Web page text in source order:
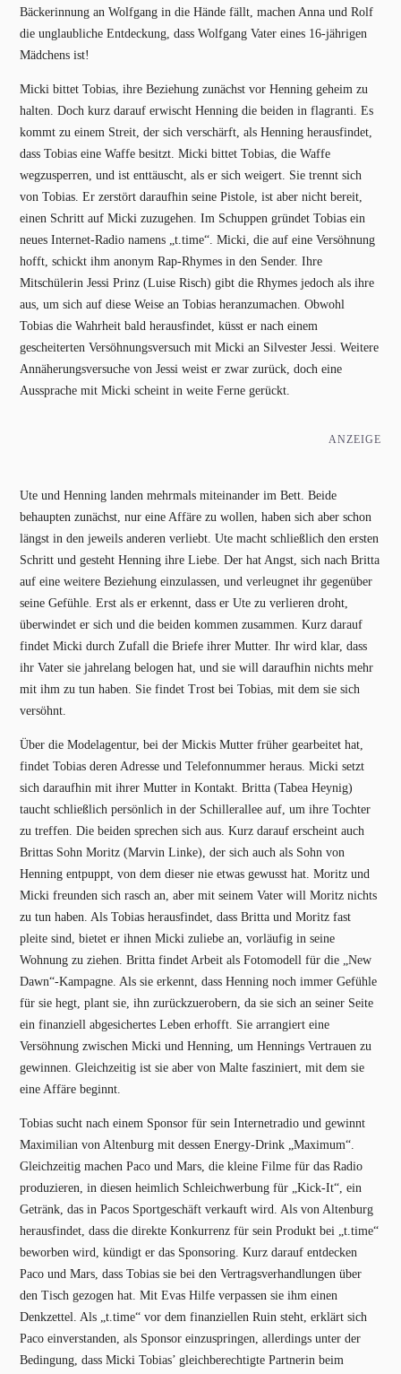
Bäckerinnung an Wolfgang in die Hände fällt, machen Anna und Rolf
die unglaubliche Entdeckung, dass Wolfgang Vater eines 16-jährigen
Mädchens ist!
Micki bittet Tobias, ihre Beziehung zunächst vor Henning geheim zu
halten. Doch kurz darauf erwischt Henning die beiden in flagranti. Es
kommt zu einem Streit, der sich verschärft, als Henning herausfindet,
dass Tobias eine Waffe besitzt. Micki bittet Tobias, die Waffe
wegzusperren, und ist enttäuscht, als er sich weigert. Sie trennt sich
von Tobias. Er zerstört daraufhin seine Pistole, ist aber nicht bereit,
einen Schritt auf Micki zuzugehen. Im Schuppen gründet Tobias ein
neues Internet-Radio namens „t.time“. Micki, die auf eine Versöhnung
hofft, schickt ihm anonym Rap-Rhymes in den Sender. Ihre
Mitschülerin Jessi Prinz (Luise Risch) gibt die Rhymes jedoch als ihre
aus, um sich auf diese Weise an Tobias heranzumachen. Obwohl
Tobias die Wahrheit bald herausfindet, küsst er nach einem
gescheiterten Versöhnungsversuch mit Micki an Silvester Jessi. Weitere
Annäherungsversuche von Jessi weist er zwar zurück, doch eine
Aussprache mit Micki scheint in weite Ferne gerückt.
ANZEIGE
Ute und Henning landen mehrmals miteinander im Bett. Beide
behaupten zunächst, nur eine Affäre zu wollen, haben sich aber schon
längst in den jeweils anderen verliebt. Ute macht schließlich den ersten
Schritt und gesteht Henning ihre Liebe. Der hat Angst, sich nach Britta
auf eine weitere Beziehung einzulassen, und verleugnet ihr gegenüber
seine Gefühle. Erst als er erkennt, dass er Ute zu verlieren droht,
überwindet er sich und die beiden kommen zusammen. Kurz darauf
findet Micki durch Zufall die Briefe ihrer Mutter. Ihr wird klar, dass
ihr Vater sie jahrelang belogen hat, und sie will daraufhin nichts mehr
mit ihm zu tun haben. Sie findet Trost bei Tobias, mit dem sie sich
versöhnt.
Über die Modelagentur, bei der Mickis Mutter früher gearbeitet hat,
findet Tobias deren Adresse und Telefonnummer heraus. Micki setzt
sich daraufhin mit ihrer Mutter in Kontakt. Britta (Tabea Heynig)
taucht schließlich persönlich in der Schillerallee auf, um ihre Tochter
zu treffen. Die beiden sprechen sich aus. Kurz darauf erscheint auch
Brittas Sohn Moritz (Marvin Linke), der sich auch als Sohn von
Henning entpuppt, von dem dieser nie etwas gewusst hat. Moritz und
Micki freunden sich rasch an, aber mit seinem Vater will Moritz nichts
zu tun haben. Als Tobias herausfindet, dass Britta und Moritz fast
pleite sind, bietet er ihnen Micki zuliebe an, vorläufig in seine
Wohnung zu ziehen. Britta findet Arbeit als Fotomodell für die „New
Dawn“-Kampagne. Als sie erkennt, dass Henning noch immer Gefühle
für sie hegt, plant sie, ihn zurückzuerobern, da sie sich an seiner Seite
ein finanziell abgesichertes Leben erhofft. Sie arrangiert eine
Versöhnung zwischen Micki und Henning, um Hennings Vertrauen zu
gewinnen. Gleichzeitig ist sie aber von Malte fasziniert, mit dem sie
eine Affäre beginnt.
Tobias sucht nach einem Sponsor für sein Internetradio und gewinnt
Maximilian von Altenburg mit dessen Energy-Drink „Maximum“.
Gleichzeitig machen Paco und Mars, die kleine Filme für das Radio
produzieren, in diesen heimlich Schleichwerbung für „Kick-It“, ein
Getränk, das in Pacos Sportgeschäft verkauft wird. Als von Altenburg
herausfindet, dass die direkte Konkurrenz für sein Produkt bei „t.time“
beworben wird, kündigt er das Sponsoring. Kurz darauf entdecken
Paco und Mars, dass Tobias sie bei den Vertragsverhandlungen über
den Tisch gezogen hat. Mit Evas Hilfe verpassen sie ihm einen
Denkzettel. Als „t.time“ vor dem finanziellen Ruin steht, erklärt sich
Paco einverstanden, als Sponsor einzuspringen, allerdings unter der
Bedingung, dass Micki Tobias’ gleichberechtigte Partnerin beim